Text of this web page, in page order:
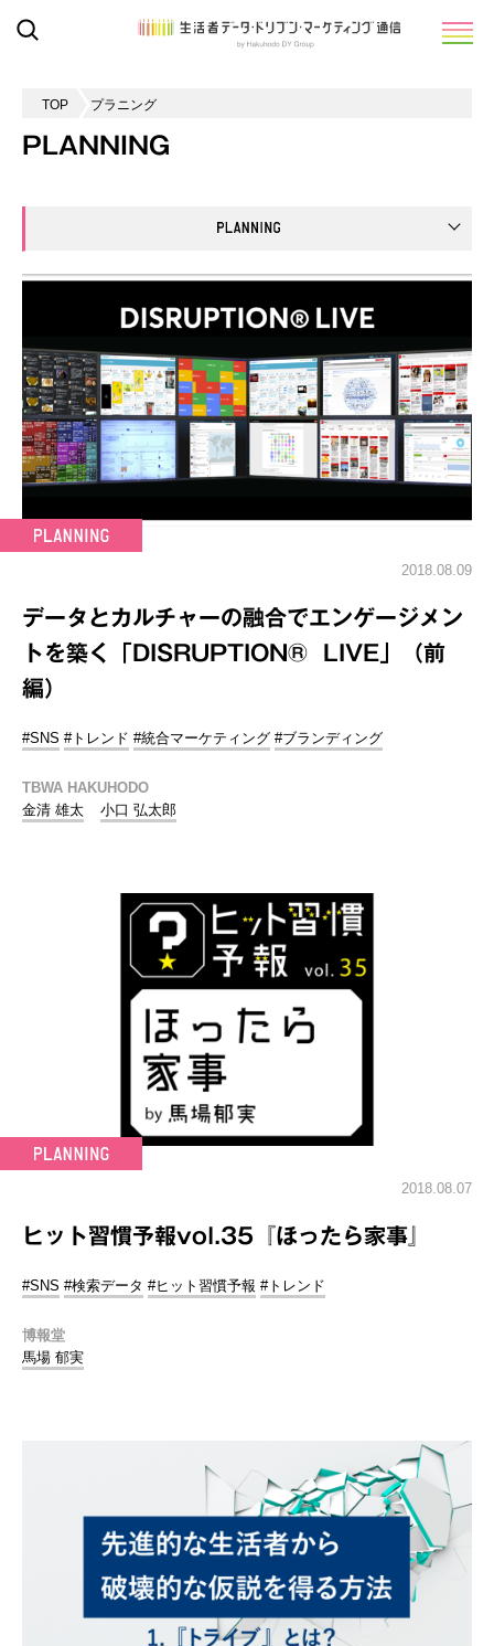
TOP プラニング
PLANNING
2018.08.09
データとカルチャーの融合でエンゲージメン
トを築く「DISRUPTION® LIVE」（前
編）
#SNS #トレンド #統合マーケティング #ブランディング
TBWA HAKUHODO
金清 雄太
小口 弘太郎
2018.08.07
ヒット習慣予報vol.35『ほったら家事』
#SNS #検索データ #ヒット習慣予報 #トレンド
博報堂
馬場 郁実